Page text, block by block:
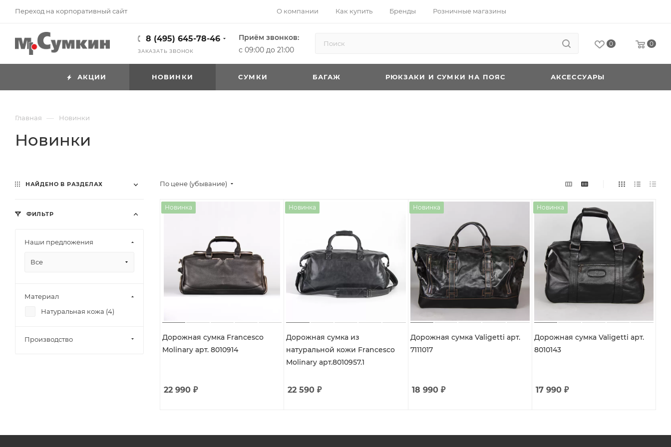
Переход на корпоративный сайт О компании Как купить Бренды Розничные магазины
8 (495) 645-78-46
ЗАКАЗАТЬ ЗВОНОК
Приём звонков:
с 09:00 до 21:00
0 0
АКЦИИ НОВИНКИ CУМКИ БАГАЖ РЮКЗАКИ И СУМКИ НА ПОЯС АКСЕССУАРЫ
Главная — Новинки
Новинки
По цене (убывание)
Новинка
Дорожная сумка Francesco
Molinary арт. 8010914
22 990 ₽
Новинка
Дорожная сумка из
натуральной кожи Francesco
Molinary арт.8010957.1
22 590 ₽
Новинка
Дорожная сумка Valigetti арт.
7111017
18 990₽
Новинка
Дорожная сумка Valigetti арт.
8010143
17 990₽
НАЙДЕНО В РАЗДЕЛАХ
ФИЛЬТР
Наши предложения
Все
Материал
Натуральная кожа (4)
Производство